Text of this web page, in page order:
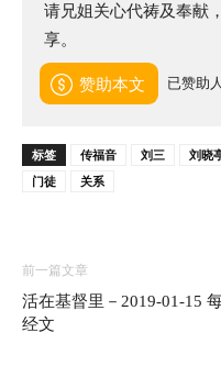
请兄姐关心代祷及奉献
享。
赞助本文 已赞助
标签 传福音 刘三 刘晓
门徒
关系
前一篇文章
活在基督里－2019-01-15
经文